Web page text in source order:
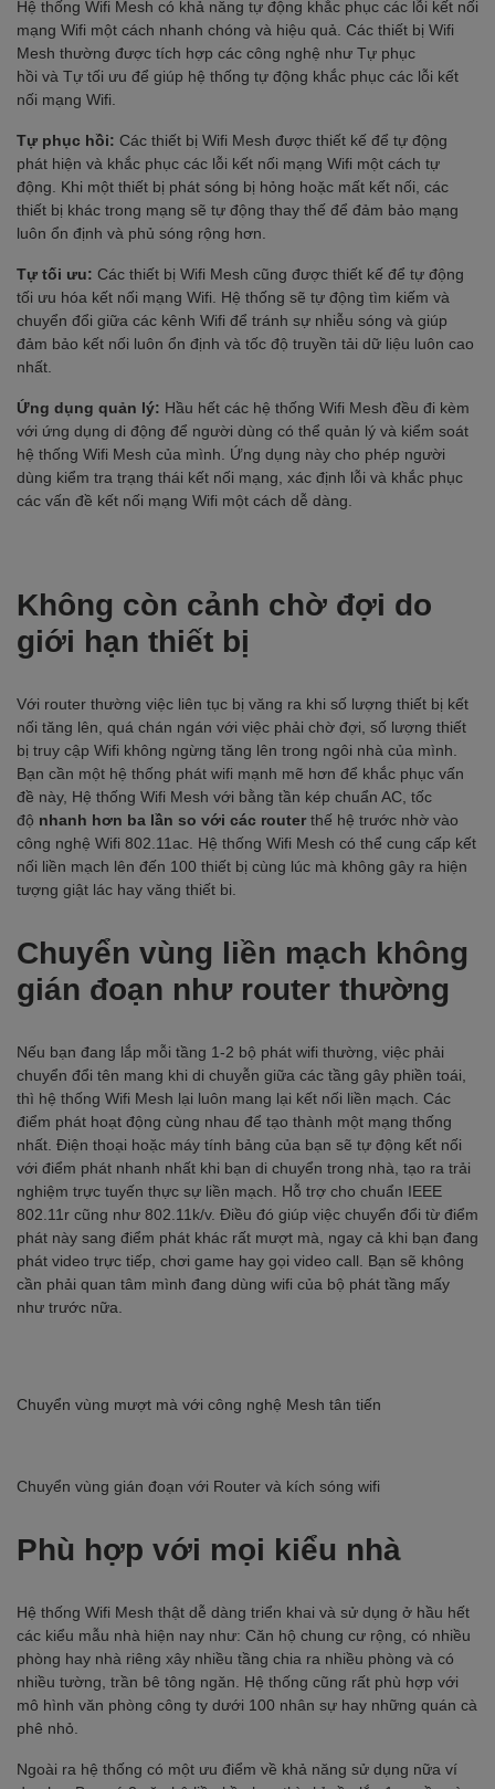
Hệ thống Wifi Mesh có khả năng tự động khắc phục các lỗi kết nối
mạng Wifi một cách nhanh chóng và hiệu quả. Các thiết bị Wifi
Mesh thường được tích hợp các công nghệ như Tự phục
hồi và Tự tối ưu để giúp hệ thống tự động khắc phục các lỗi kết
nối mạng Wifi.
Tự phục hồi: Các thiết bị Wifi Mesh được thiết kế để tự động
phát hiện và khắc phục các lỗi kết nối mạng Wifi một cách tự
động. Khi một thiết bị phát sóng bị hỏng hoặc mất kết nối, các
thiết bị khác trong mạng sẽ tự động thay thế để đảm bảo mạng
luôn ổn định và phủ sóng rộng hơn.
Tự tối ưu: Các thiết bị Wifi Mesh cũng được thiết kế để tự động
tối ưu hóa kết nối mạng Wifi. Hệ thống sẽ tự động tìm kiếm và
chuyển đổi giữa các kênh Wifi để tránh sự nhiễu sóng và giúp
đảm bảo kết nối luôn ổn định và tốc độ truyền tải dữ liệu luôn cao
nhất.
Ứng dụng quản lý: Hầu hết các hệ thống Wifi Mesh đều đi kèm
với ứng dụng di động để người dùng có thể quản lý và kiểm soát
hệ thống Wifi Mesh của mình. Ứng dụng này cho phép người
dùng kiểm tra trạng thái kết nối mạng, xác định lỗi và khắc phục
các vấn đề kết nối mạng Wifi một cách dễ dàng.
Không còn cảnh chờ đợi do
giới hạn thiết bị
Với router thường việc liên tục bị văng ra khi số lượng thiết bị kết
nối tăng lên, quá chán ngán với việc phải chờ đợi, số lượng thiết
bị truy cập Wifi không ngừng tăng lên trong ngôi nhà của mình.
Bạn cần một hệ thống phát wifi mạnh mẽ hơn để khắc phục vấn
đề này, Hệ thống Wifi Mesh với bằng tần kép chuẩn AC, tốc
độ nhanh hơn ba lần so với các router thế hệ trước nhờ vào
công nghệ Wifi 802.11ac. Hệ thống Wifi Mesh có thể cung cấp kết
nối liền mạch lên đến 100 thiết bị cùng lúc mà không gây ra hiện
tượng giật lác hay văng thiết bi.
Chuyển vùng liền mạch không
gián đoạn như router thường
Nếu bạn đang lắp mỗi tầng 1-2 bộ phát wifi thường, việc phải
chuyển đổi tên mang khi di chuyễn giữa các tầng gây phiền toái,
thì hệ thống Wifi Mesh lại luôn mang lại kết nối liền mạch. Các
điểm phát hoạt động cùng nhau để tạo thành một mạng thống
nhất. Điện thoại hoặc máy tính bảng của bạn sẽ tự động kết nối
với điểm phát nhanh nhất khi bạn di chuyển trong nhà, tạo ra trải
nghiệm trực tuyến thực sự liền mạch. Hỗ trợ cho chuẩn IEEE
802.11r cũng như 802.11k/v. Điều đó giúp việc chuyển đổi từ điểm
phát này sang điểm phát khác rất mượt mà, ngay cả khi bạn đang
phát video trực tiếp, chơi game hay gọi video call. Bạn sẽ không
cần phải quan tâm mình đang dùng wifi của bộ phát tầng mấy
như trước nữa.
Chuyển vùng mượt mà với công nghệ Mesh tân tiến
Chuyển vùng gián đoạn với Router và kích sóng wifi
Phù hợp với mọi kiểu nhà
Hệ thống Wifi Mesh thật dễ dàng triển khai và sử dụng ở hầu hết
các kiểu mẫu nhà hiện nay như: Căn hộ chung cư rộng, có nhiều
phòng hay nhà riêng xây nhiều tầng chia ra nhiều phòng và có
nhiều tường, trần bê tông ngăn. Hệ thống cũng rất phù hợp với
mô hình văn phòng công ty dưới 100 nhân sự hay những quán cà
phê nhỏ.
Ngoài ra hệ thống có một ưu điểm về khả năng sử dụng nữa ví